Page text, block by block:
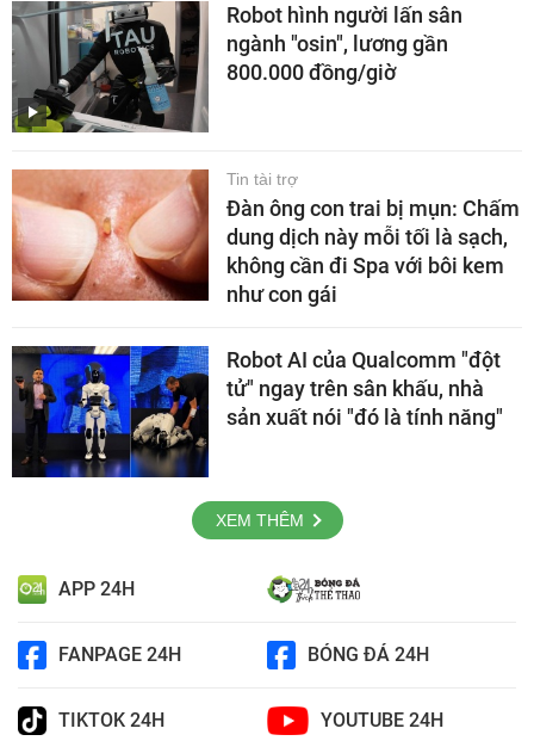
Robot hình người lấn sân
ngành "osin", lương gần
800.000 đồng/giờ
Tin tài trợ
Đàn ông con trai bị mụn: Chấm
dung dịch này mỗi tối là sạch,
không cần đi Spa với bôi kem
như con gái
Robot AI của Qualcomm "đột
tử" ngay trên sân khấu, nhà
sản xuất nói "đó là tính năng"
XEM THÊM
APP 24H
FANPAGE 24H BÓNG ĐÁ 24H
TIKTOK 24H YOUTUBE 24H